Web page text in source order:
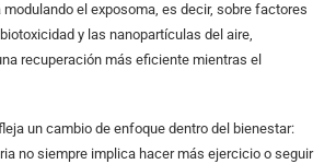
el exposoma, es decir, sobre factores
y las nanopartículas del aire,
recuperación más eficiente mientras el
un cambio de enfoque dentro del bienestar:
no siempre implica hacer más ejercicio o seguir